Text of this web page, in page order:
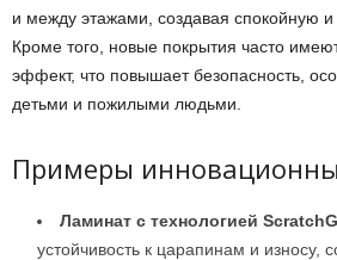
и между этажами, создавая спокойную
Кроме того, новые покрытия часто
эффект, что повышает безопасность,
детьми и пожилыми людьми.
Примеры
Ламинат с технологией
устойчивость к царапинам и износу,